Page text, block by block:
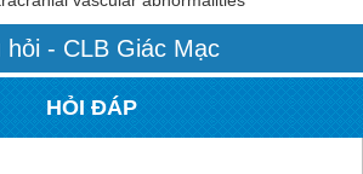
hỏi - CLB Giác Mạc
HỎI ĐÁP